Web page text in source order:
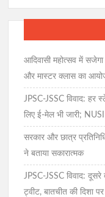
आदिवासी महोत्सव में सजेगा
और मास्टर क्लास का
JPSC-JSSC विवाद: हर
लिए ई-मेल भी जारी;
सरकार और छात्र
ने बताया सकारात्मक
JPSC-JSSC विवाद: दूसरे
ट्वीट, बातचीत की दिशा